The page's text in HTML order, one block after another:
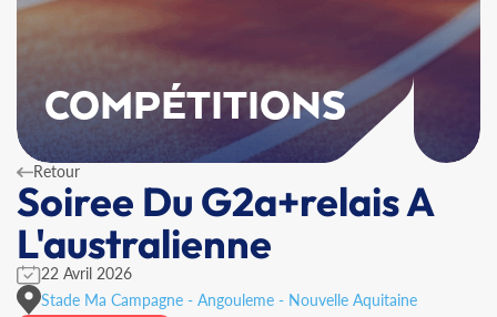
COMPÉTITIONS
Retour
Soiree Du G2a+relais A
L'australienne
22 Avril 2026
Stade Ma Campagne - Angouleme - Nouvelle Aquitaine